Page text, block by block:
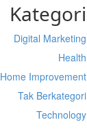
Kategori
Digital Marketing
Health
Home Improvement
Tak Berkategori
Technology